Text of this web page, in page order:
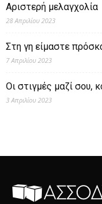
Αριστερή μελαγχολία
28 Απριλίου 2023
Στη γη είμαστε
7 Απριλίου 2023
Οι στιγμές μαζί σου,
3 Απριλίου 2023